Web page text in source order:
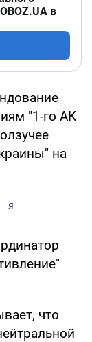
в
"1-го АК
на
что